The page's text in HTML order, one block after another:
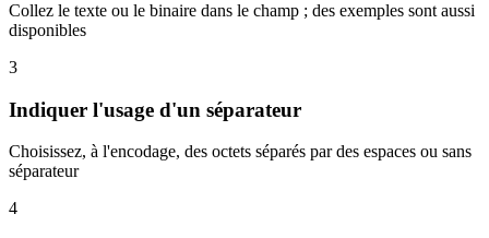
Collez le texte ou le binaire dans le champ ; des exemples sont aussi
disponibles
3
Indiquer l'usage d'un séparateur
Choisissez, à l'encodage, des octets séparés par des espaces ou sans
séparateur
4